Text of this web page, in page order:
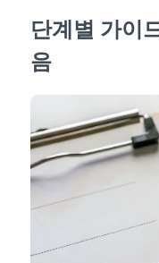
단계별 가이
음